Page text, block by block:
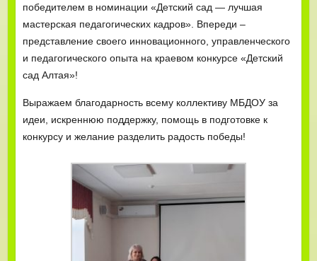
победителем в номинации «Детский сад — лучшая
мастерская педагогических кадров». Впереди –
представление своего инновационного, управленческого
и педагогического опыта на краевом конкурсе «Детский
сад Алтая»!
Выражаем благодарность всему коллективу МБДОУ за
идеи, искреннюю поддержку, помощь в подготовке к
конкурсу и желание разделить радость победы!